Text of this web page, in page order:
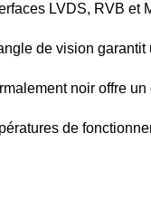
LVDS, RVB et
de vision
noir offre
de